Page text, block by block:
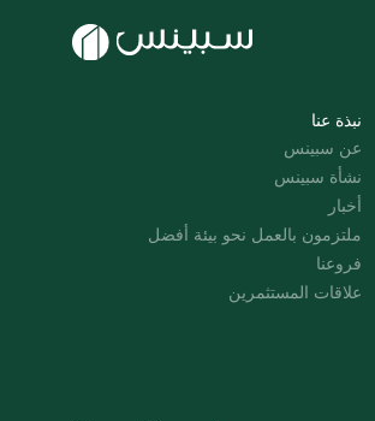
نبذة عنا
عن سبينس
نشأة سبينس
أخبار
ملتزمون بالعمل نحو بيئة أفضل
فروعنا
علاقات المستثمرين